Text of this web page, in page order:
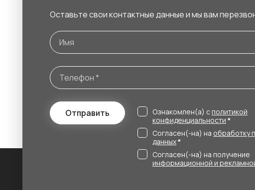
Оставьте свои контактные данные и мы вам
Отправить Ознакомлен(а) с политикой
конфиденциальности *
Согласен(-на) на обработку
данных*
Согласен(-на) на получение
информационной и